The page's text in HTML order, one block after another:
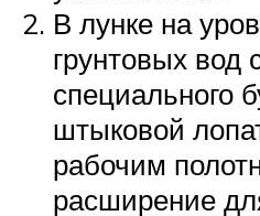
В лунке на
грунтовых
специального
штыковой
рабочим
расширение